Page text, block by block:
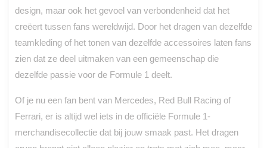
design, maar ook het gevoel van verbondenheid dat het
creëert tussen fans wereldwijd. Door het dragen van dezelfde
teamkleding of het tonen van dezelfde accessoires laten fans
zien dat ze deel uitmaken van een gemeenschap die
dezelfde passie voor de Formule 1 deelt.
Of je nu een fan bent van Mercedes, Red Bull Racing of
Ferrari, er is altijd wel iets in de officiële Formule 1-
merchandisecollectie dat bij jouw smaak past. Het dragen